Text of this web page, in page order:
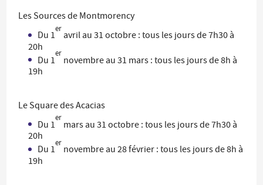
Les Sources de Montmorency
Du 1
er
avril au 31 octobre : tous les jours de 7h30 à
20h
Du 1
er
novembre au 31 mars : tous les jours de 8h à
19h
Le Square des Acacias
Du 1
er
mars au 31 octobre : tous les jours de 7h30 à
20h
Du 1
er
novembre au 28 février : tous les jours de 8h à
19h